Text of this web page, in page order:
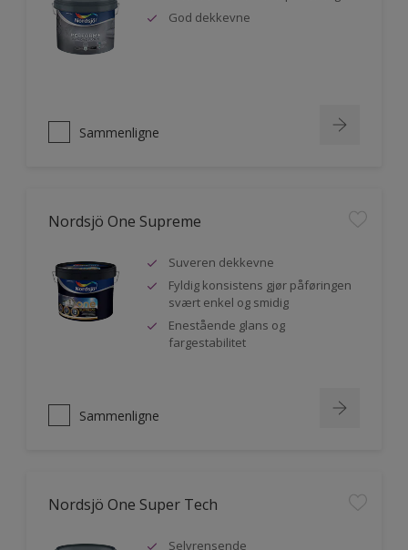
God dekkevne
Sammenligne
Nordsjö One Supreme
Suveren dekkevne
Fyldig konsistens gjør påføringen
svært enkel og smidig
Enestående glans og
fargestabilitet
Sammenligne
Nordsjö One Super Tech
Selvrensende